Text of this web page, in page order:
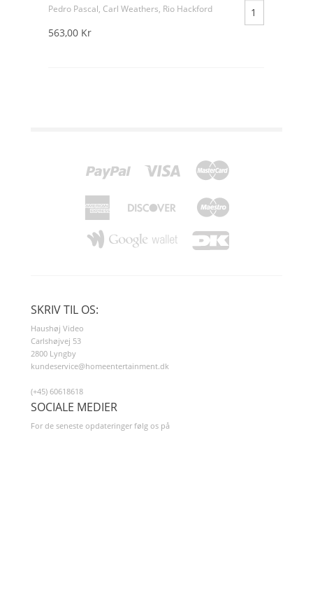
Pedro Pascal, Carl Weathers, Rio Hackford
563,00 Kr
SKRIV TIL OS:
Haushøj Video
Carlshøjvej 53
2800 Lyngby
kundeservice@homeentertainment.dk
(+45) 60618618
SOCIALE MEDIER
For de seneste opdateringer følg os på